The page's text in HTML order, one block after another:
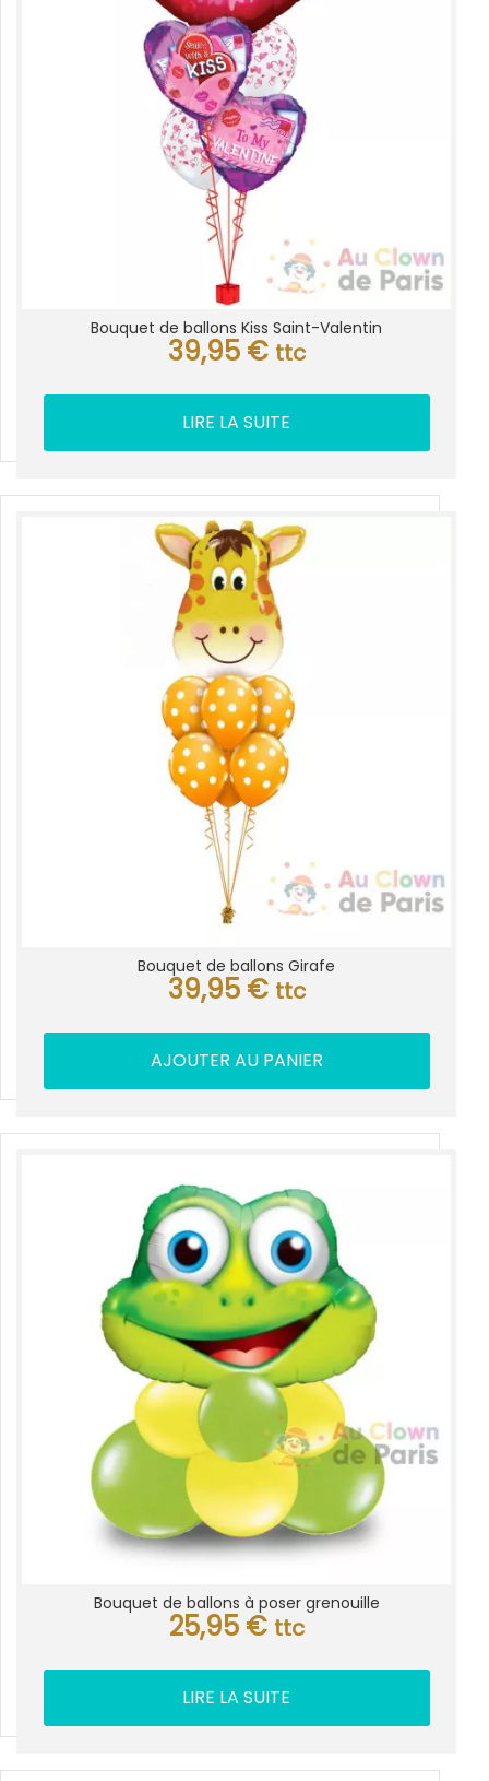
Bouquet de ballons Kiss Saint-Valentin
39,95 € ttc
LIRE LA SUITE
Bouquet de ballons Girafe
39,95 € ttc
AJOUTER AU PANIER
Bouquet de ballons à poser grenouille
25,95 € ttc
LIRE LA SUITE